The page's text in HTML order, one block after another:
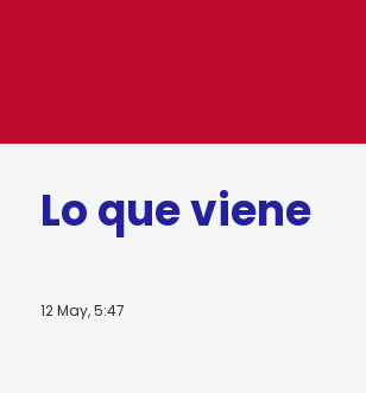
Lo que viene
12 May, 5:47